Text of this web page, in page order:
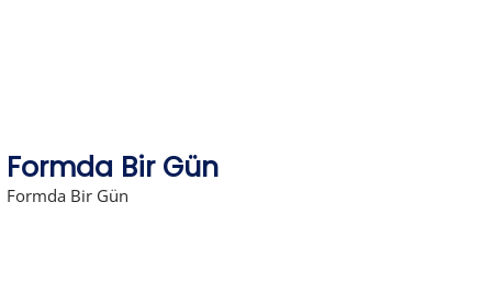
Formda Bir Gün
Formda Bir Gün